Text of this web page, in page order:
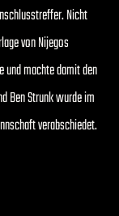
Nicht
von Nijegos
und machte damit den
Ben Strunk wurde im
verabschiedet.